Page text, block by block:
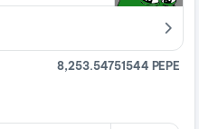
8,253.54751544 PEPE